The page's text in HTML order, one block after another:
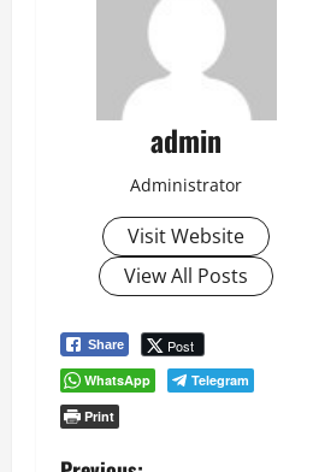
admin
Administrator
Visit Website
View All Posts
Share Post
WhatsApp
Telegram
Print